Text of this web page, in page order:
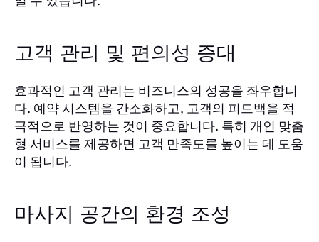
고객 관리 및 편의성 증대
효과적인 고객 관리는 비즈니스의 성공을 좌우합니
다. 예약 시스템을 간소화하고, 고객의 피드백을 적
극적으로 반영하는 것이 중요합니다. 특히 개인 맞춤
형 서비스를 제공하면 고객 만족도를 높이는 데 도움
이 됩니다.
마사지 공간의 환경 조성